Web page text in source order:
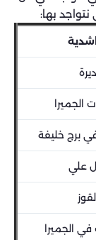
بها:
ديرة
الجميرا
برج خليفة
علي
القوز
الجميرا